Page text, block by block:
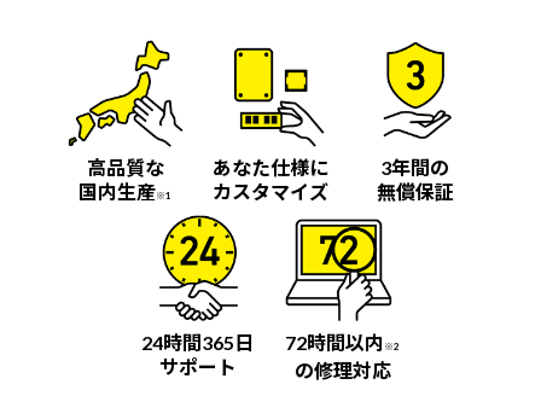
高品質な
国内生産※1
あなた仕様に
カスタマイズ
3年間の
無償保証
24時間365日
サポート
72時間以内 ※2
の修理対応